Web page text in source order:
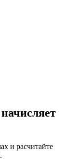
и расчитайте